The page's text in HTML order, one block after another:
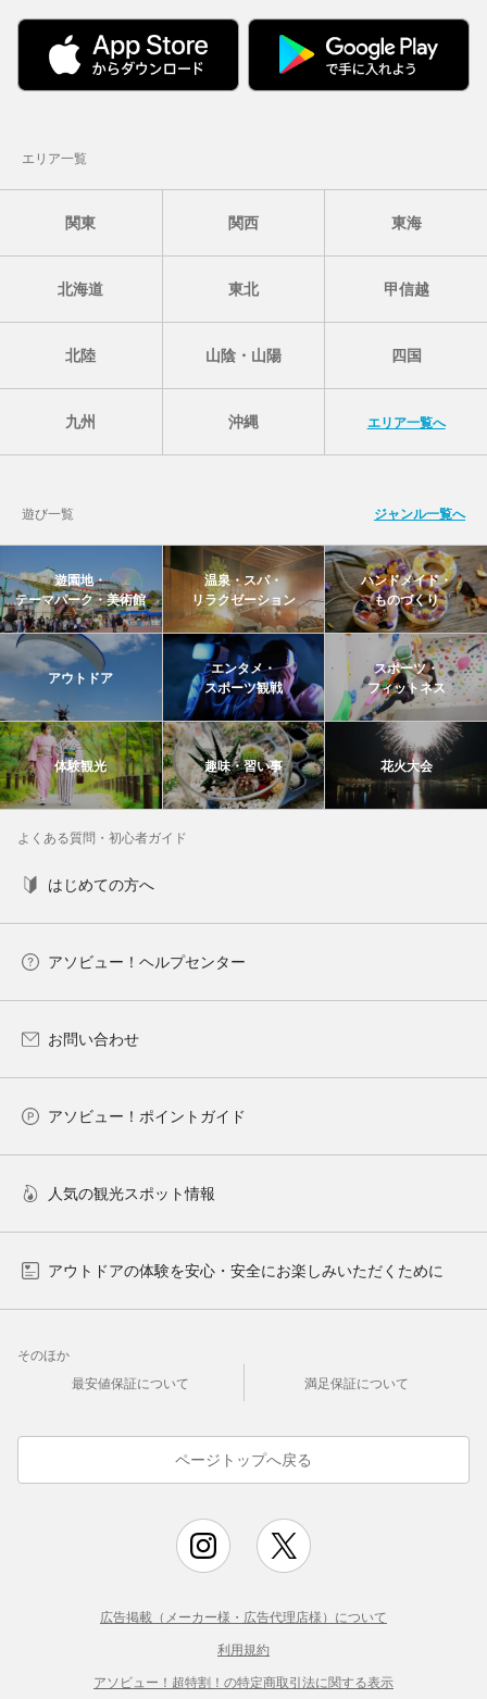
エリア一覧
関東 関西 東海
北海道 東北 甲信越
北陸 山陰・山陽 四国
九州 沖縄 エリア一覧へ
遊び一覧 ジャンル一覧へ
遊園地・
テーマパーク・美術館
温泉・スパ・
リラクゼーション
ハンドメイド・
ものづくり
アウトドア
エンタメ・
スポーツ観戦
スポーツ・
フィットネス
体験観光 趣味・習い事 花火大会
よくある質問・初心者ガイド
はじめての方へ
アソビュー！ヘルプセンター
お問い合わせ
アソビュー！ポイントガイド
人気の観光スポット情報
アウトドアの体験を安心・安全にお楽しみいただくために
そのほか
最安値保証について
満足保証について
ページトップへ戻る
広告掲載（メーカー様・広告代理店様）について
利用規約
アソビュー！超特割！の特定商取引法に関する表示